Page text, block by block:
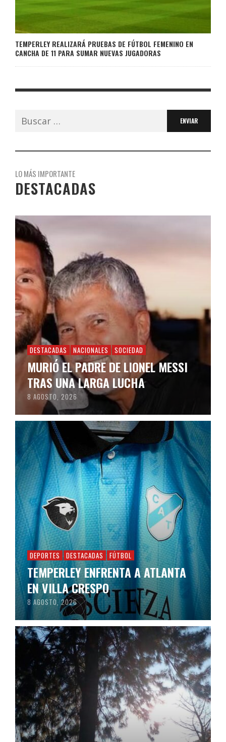
TEMPERLEY REALIZARÁ PRUEBAS DE FÚTBOL FEMENINO EN
CANCHA DE 11 PARA SUMAR NUEVAS JUGADORAS
Buscar:
LO MÁS IMPORTANTE
DESTACADAS
DESTACADAS NACIONALES SOCIEDAD
MURIÓ EL PADRE DE LIONEL MESSI
TRAS UNA LARGA LUCHA
8 AGOSTO, 2026
DEPORTES DESTACADAS FÚTBOL
TEMPERLEY ENFRENTA A ATLANTA
EN VILLA CRESPO
8 AGOSTO, 2026